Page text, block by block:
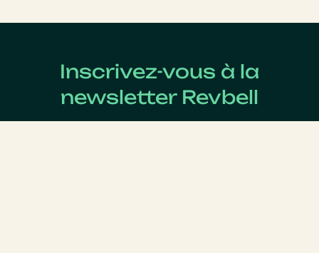
Inscrivez-vous à la
newsletter Revbell